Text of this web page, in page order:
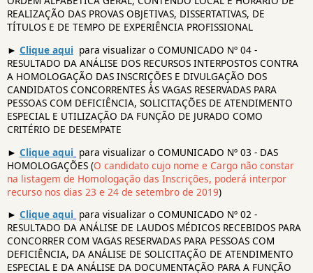
REALIZAÇÃO DAS PROVAS OBJETIVAS, DISSERTATIVAS, DE
TÍTULOS E DE TEMPO DE EXPERIÊNCIA PROFISSIONAL
► Clique aqui para visualizar o COMUNICADO Nº 04 -
RESULTADO DA ANÁLISE DOS RECURSOS INTERPOSTOS CONTRA
A HOMOLOGAÇÃO DAS INSCRIÇÕES E DIVULGAÇÃO DOS
CANDIDATOS CONCORRENTES ÀS VAGAS RESERVADAS PARA
PESSOAS COM DEFICIÊNCIA, SOLICITAÇÕES DE ATENDIMENTO
ESPECIAL E UTILIZAÇÃO DA FUNÇÃO DE JURADO COMO
CRITÉRIO DE DESEMPATE
► Clique aqui para visualizar o COMUNICADO Nº 03 - DAS
HOMOLOGAÇÕES (O candidato cujo nome e Cargo não constar
na listagem de Homologação das Inscrições, poderá interpor
recurso nos dias 23 e 24 de setembro de 2019)
► Clique aqui para visualizar o COMUNICADO Nº 02 -
RESULTADO DA ANÁLISE DE LAUDOS MÉDICOS RECEBIDOS PARA
CONCORRER COM VAGAS RESERVADAS PARA PESSOAS COM
DEFICIÊNCIA, DA ANÁLISE DE SOLICITAÇÃO DE ATENDIMENTO
ESPECIAL E DA ANÁLISE DA DOCUMENTAÇÃO PARA A FUNÇÃO